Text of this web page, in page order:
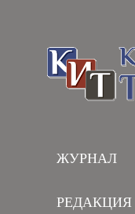
ЖУРНАЛ
РЕДАКЦИЯ